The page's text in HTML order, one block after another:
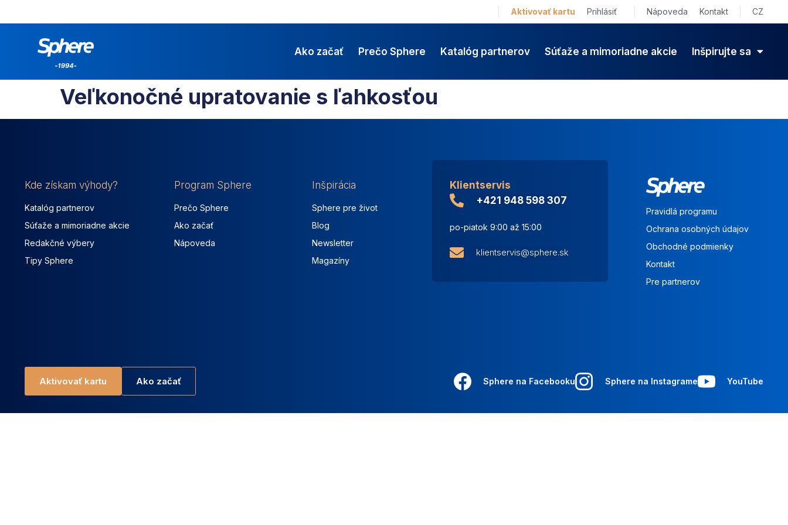
Aktivovať kartu Prihlásiť Nápoveda Kontakt CZ
Ako začať Prečo Sphere Katalóg partnerov Súťaže a mimoriadne akcie Inšpirujte sa
Veľkonočné upratovanie s ľahkosťou
Kde získam výhody?
Katalóg partnerov
Súťaže a mimoriadne akcie
Redakčné výbery
Tipy Sphere
Program Sphere
Prečo Sphere
Ako začať
Nápoveda
Inšpirácia
Sphere pre život
Blog
Newsletter
Magazíny
Klientservis
+421 948 598 307
po-piatok 9:00 až 15:00
klientservis@sphere.sk
Pravidlá programu
Ochrana osobných údajov
Obchodné podmienky
Kontakt
Pre partnerov
Aktivovať kartu Ako začať Sphere na Facebooku Sphere na Instagrame YouTube